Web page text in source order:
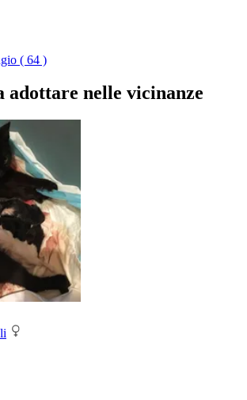
( 64 )
nelle vicinanze